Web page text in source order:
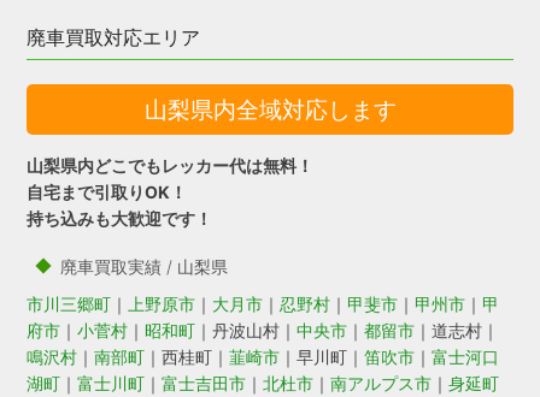
廃車買取対応エリア
山梨県内全域対応します
山梨県内どこでもレッカー代は無料！
自宅まで引取りOK！
持ち込みも大歓迎です！
廃車買取実績 / 山梨県
市川三郷町 ｜ 上野原市 ｜ 大月市 ｜ 忍野村 ｜ 甲斐市 ｜ 甲州市 ｜ 甲
府市 ｜小菅村 ｜ 昭和町 ｜丹波山村｜中央市 ｜都留市 ｜道志村｜
鳴沢村 ｜南部町 ｜西桂町｜韮崎市 ｜早川町｜笛吹市 ｜富士河口
湖町 ｜富士川町 ｜富士吉田市 ｜北杜市 ｜南アルプス市 ｜身延町